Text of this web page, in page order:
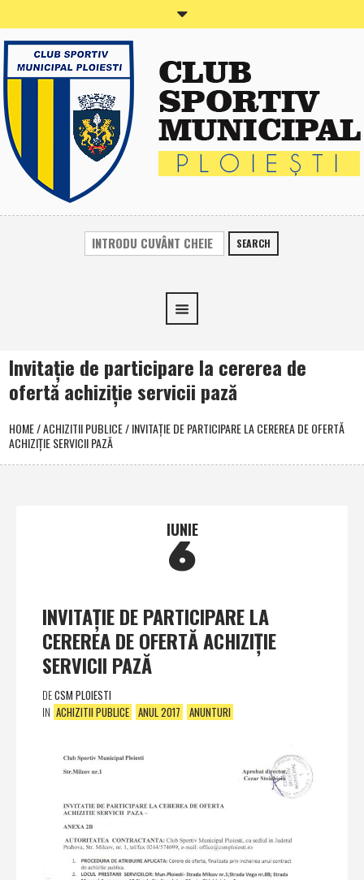
SEARCH
Invitaţie de participare la cererea de
ofertă achiziţie servicii pază
HOME/ACHIZITII PUBLICE/INVITAŢIE DE PARTICIPARE LA CEREREA DE OFERTĂ
ACHIZIŢIE SERVICII PAZĂ
IUNIE
6
INVITAŢIE DE PARTICIPARE LA
CEREREA DE OFERTĂ ACHIZIŢIE
SERVICII PAZĂ
DECSM PLOIESTI
IN ACHIZITII PUBLICE ANUL 2017 ANUNTURI